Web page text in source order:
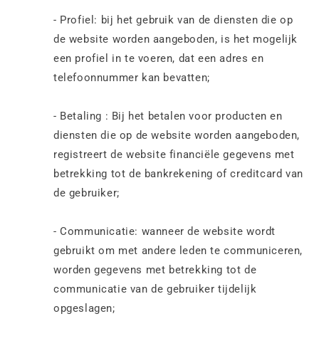
- Profiel: bij het gebruik van de diensten die op
de website worden aangeboden, is het mogelijk
een profiel in te voeren, dat een adres en
telefoonnummer kan bevatten;
- Betaling : Bij het betalen voor producten en
diensten die op de website worden aangeboden,
registreert de website financiële gegevens met
betrekking tot de bankrekening of creditcard van
de gebruiker;
- Communicatie: wanneer de website wordt
gebruikt om met andere leden te communiceren,
worden gegevens met betrekking tot de
communicatie van de gebruiker tijdelijk
opgeslagen;